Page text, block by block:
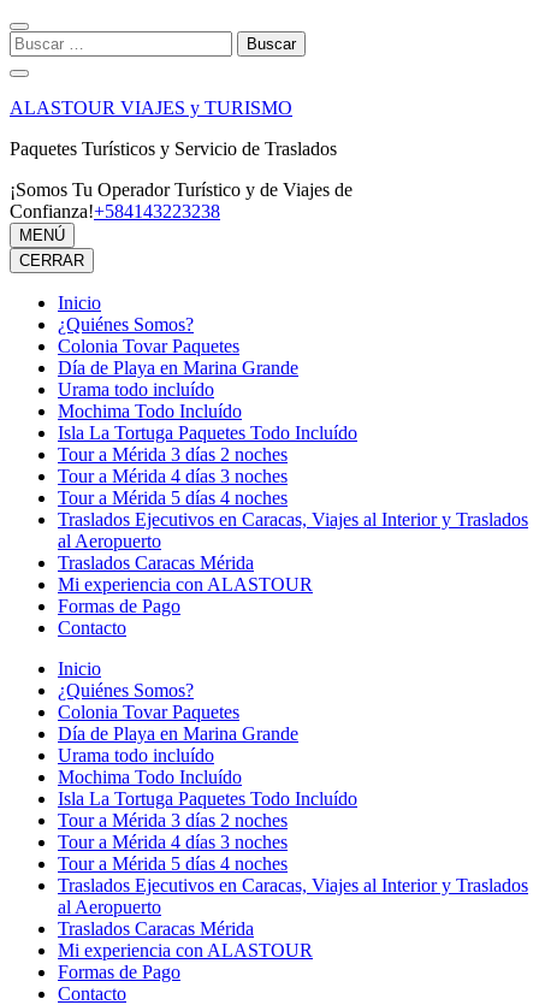
Saltar
al
contenido
(presiona
la
Intro)
Buscar:
ALASTOUR VIAJES y TURISMO
Paquetes Turísticos y Servicio de Traslados
¡Somos Tu Operador Turístico y de Viajes de
Confianza!+584143223238
MENÚ
CERRAR
Inicio
¿Quiénes Somos?
Colonia Tovar Paquetes
Día de Playa en Marina Grande
Urama todo incluído
Mochima Todo Incluído
Isla La Tortuga Paquetes Todo Incluído
Tour a Mérida 3 días 2 noches
Tour a Mérida 4 días 3 noches
Tour a Mérida 5 días 4 noches
Traslados Ejecutivos en Caracas, Viajes al Interior y Traslados
al Aeropuerto
Traslados Caracas Mérida
Mi experiencia con ALASTOUR
Formas de Pago
Contacto
Inicio
¿Quiénes Somos?
Colonia Tovar Paquetes
Día de Playa en Marina Grande
Urama todo incluído
Mochima Todo Incluído
Isla La Tortuga Paquetes Todo Incluído
Tour a Mérida 3 días 2 noches
Tour a Mérida 4 días 3 noches
Tour a Mérida 5 días 4 noches
Traslados Ejecutivos en Caracas, Viajes al Interior y Traslados
al Aeropuerto
Traslados Caracas Mérida
Mi experiencia con ALASTOUR
Formas de Pago
Contacto